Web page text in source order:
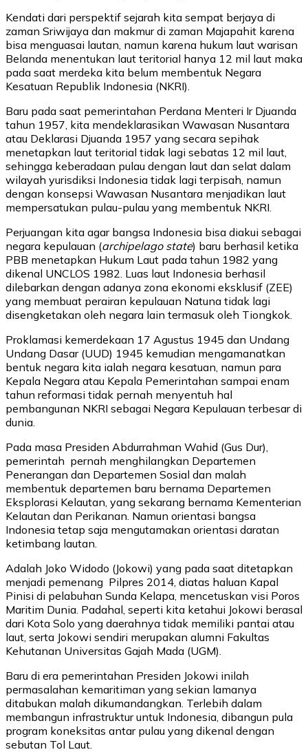
Kendati dari perspektif sejarah kita sempat berjaya di
zaman Sriwijaya dan makmur di zaman Majapahit karena
bisa menguasai lautan, namun karena hukum laut warisan
Belanda menentukan laut teritorial hanya 12 mil laut maka
pada saat merdeka kita belum membentuk Negara
Kesatuan Republik Indonesia (NKRI).
Baru pada saat pemerintahan Perdana Menteri Ir Djuanda
tahun 1957, kita mendeklarasikan Wawasan Nusantara
atau Deklarasi Djuanda 1957 yang secara sepihak
menetapkan laut teritorial tidak lagi sebatas 12 mil laut,
sehingga keberadaan pulau dengan laut dan selat dalam
wilayah yurisdiksi Indonesia tidak lagi terpisah, namun
dengan konsepsi Wawasan Nusantara menjadikan laut
mempersatukan pulau-pulau yang membentuk NKRI.
Perjuangan kita agar bangsa Indonesia bisa diakui sebagai
negara kepulauan (archipelago state) baru berhasil ketika
PBB menetapkan Hukum Laut pada tahun 1982 yang
dikenal UNCLOS 1982. Luas laut Indonesia berhasil
dilebarkan dengan adanya zona ekonomi eksklusif (ZEE)
yang membuat perairan kepulauan Natuna tidak lagi
disengketakan oleh negara lain termasuk oleh Tiongkok.
Proklamasi kemerdekaan 17 Agustus 1945 dan Undang
Undang Dasar (UUD) 1945 kemudian mengamanatkan
bentuk negara kita ialah negara kesatuan, namun para
Kepala Negara atau Kepala Pemerintahan sampai enam
tahun reformasi tidak pernah menyentuh hal
pembangunan NKRI sebagai Negara Kepulauan terbesar di
dunia.
Pada masa Presiden Abdurrahman Wahid (Gus Dur),
pemerintah pernah menghilangkan Departemen
Penerangan dan Departemen Sosial dan malah
membentuk departemen baru bernama Departemen
Eksplorasi Kelautan, yang sekarang bernama Kementerian
Kelautan dan Perikanan. Namun orientasi bangsa
Indonesia tetap saja mengutamakan orientasi daratan
ketimbang lautan.
Adalah Joko Widodo (Jokowi) yang pada saat ditetapkan
menjadi pemenang Pilpres 2014, diatas haluan Kapal
Pinisi di pelabuhan Sunda Kelapa, mencetuskan visi Poros
Maritim Dunia. Padahal, seperti kita ketahui Jokowi berasal
dari Kota Solo yang daerahnya tidak memiliki pantai atau
laut, serta Jokowi sendiri merupakan alumni Fakultas
Kehutanan Universitas Gajah Mada (UGM).
Baru di era pemerintahan Presiden Jokowi inilah
permasalahan kemaritiman yang sekian lamanya
ditabukan malah dikumandangkan. Terlebih dalam
membangun infrastruktur untuk Indonesia, dibangun pula
program koneksitas antar pulau yang dikenal dengan
sebutan Tol Laut.